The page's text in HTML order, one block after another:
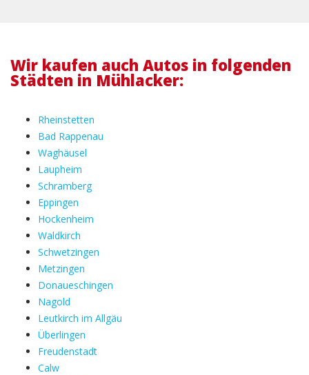
Wir kaufen auch Autos in folgenden
Städten in Mühlacker:
Rheinstetten
Bad Rappenau
Waghäusel
Laupheim
Schramberg
Eppingen
Hockenheim
Waldkirch
Schwetzingen
Metzingen
Donaueschingen
Nagold
Leutkirch im Allgäu
Überlingen
Freudenstadt
Calw